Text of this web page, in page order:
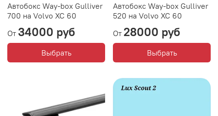
Автобокс Way-box Gulliver
700 на Volvo XC 60
От 34000 руб
Выбрать
Автобокс Way-box Gulliver
520 на Volvo XC 60
От 28000 руб
Выбрать